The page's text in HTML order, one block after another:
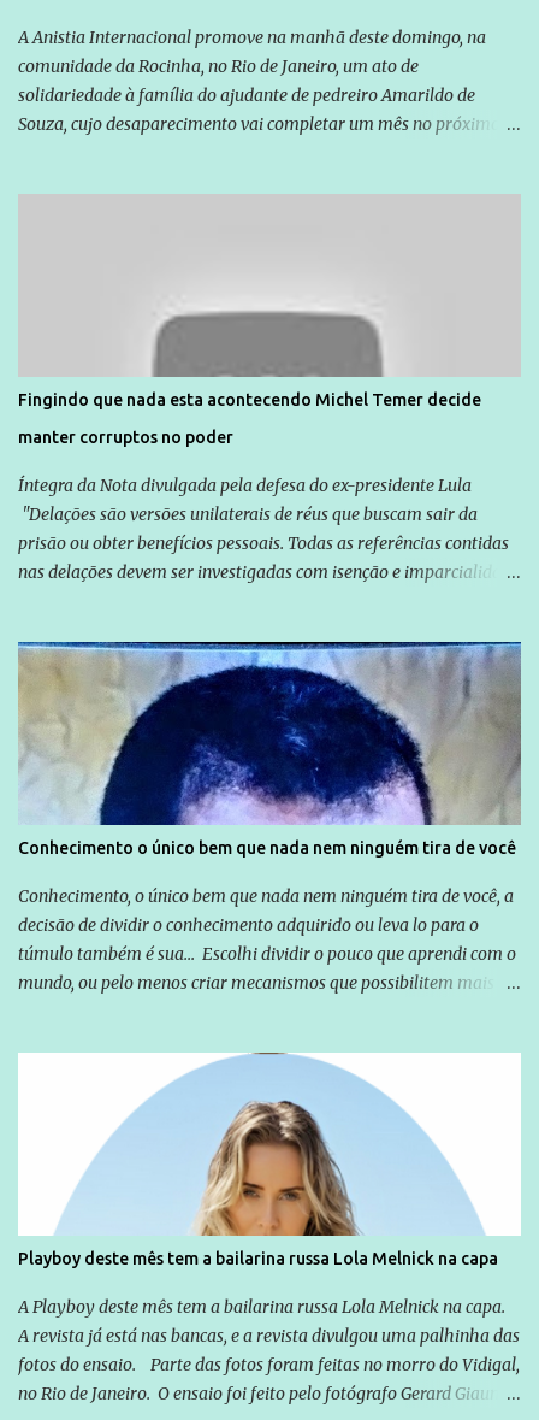
A Anistia Internacional promove na manhã deste domingo, na
comunidade da Rocinha, no Rio de Janeiro, um ato de
solidariedade à família do ajudante de pedreiro Amarildo de
Souza, cujo desaparecimento vai completar um mês no próximo
são vítimas de violência, estão em situação de risco ou têm seus
direitos violados. Leia mais: Anistia Internacional cobra do Brasil
solução do caso Amarildo - Terra Brasil
Fingindo que nada esta acontecendo Michel Temer decide
manter corruptos no poder
Íntegra da Nota divulgada pela defesa do ex-presidente Lula
"Delações são versões unilaterais de réus que buscam sair da
prisão ou obter benefícios pessoais. Todas as referências contidas
nas delações devem ser investigadas com isenção e imparcialidade
Globo manteve com o Grupo Odebrecht, citada na delação de
Emílio Odebrecht. Lula sempre atuou para promover o Brasil no
exterior, e não para promover determinadas empresas ou
empresários" Assina a nota o advogado Cristiano Zanin Martins
Conhecimento o único bem que nada nem ninguém tira de você
Conhecimento, o único bem que nada nem ninguém tira de você, a
decisão de dividir o conhecimento adquirido ou leva lo para o
túmulo também é sua... Escolhi dividir o pouco que aprendi com o
mundo, ou pelo menos criar mecanismos que possibilitem mais e
empreendedor da comunicação, que além de informação
cotidiana, corriqueira e cada vez mais preocupantes, do tipo que
você já esta acostumado a ver neste espaço, vou trabalhar a ideia
que possibilite distribuir não só informações, mas que gere de
forma consistente a riqueza do conhecimento... Exemplo: o
cidadão brasileiro não precisa só ser informado sobre operações
da Lava Jato, Reformas que podem retirar ou não direitos, ou
quem vai ser preso ou não; é preciso levar até as pessoas, do mais
simples ao mais burguês, o que diz a nossa Constituição, quais são
seus direitos e deveres em ...
Playboy deste mês tem a bailarina russa Lola Melnick na capa
A Playboy deste mês tem a bailarina russa Lola Melnick na capa.
A revista já está nas bancas, e a revista divulgou uma palhinha das
fotos do ensaio. Parte das fotos foram feitas no morro do Vidigal,
no Rio de Janeiro. O ensaio foi feito pelo fotógrafo Gerard Giaume